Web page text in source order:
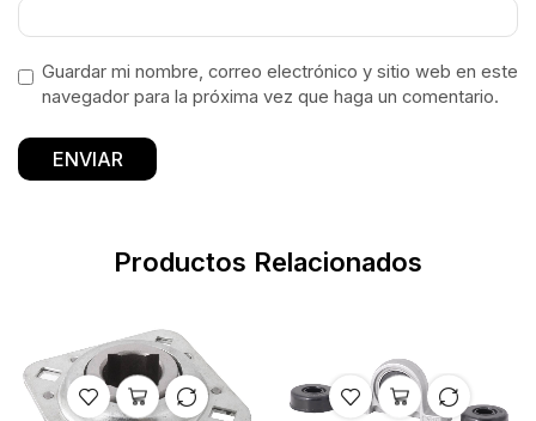
Guardar mi nombre, correo electrónico y sitio web en este
navegador para la próxima vez que haga un comentario.
Productos Relacionados